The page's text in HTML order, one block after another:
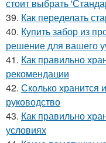
стоит выбрать
39. Как переделать
40. Купить забор из
решение для вашего
41. Как правильно
рекомендации
42. Сколько хранится
руководство
43. Как правильно
условиях